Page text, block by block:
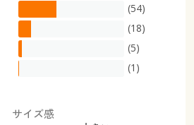
(54)
(18)
(5)
(1)
サイズ感